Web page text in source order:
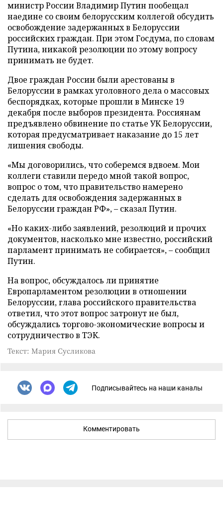
министр России Владимир Путин пообещал
наедине со своим белорусским коллегой обсудить
освобождение задержанных в Белоруссии
российских граждан. При этом Госдума, по словам
Путина, никакой резолюции по этому вопросу
принимать не будет.
Двое граждан России были арестованы в
Белоруссии в рамках уголовного дела о массовых
беспорядках, которые прошли в Минске 19
декабря после выборов президента. Россиянам
предъявлено обвинение по статье УК Белоруссии,
которая предусматривает наказание до 15 лет
лишения свободы.
«Мы договорились, что соберемся вдвоем. Мои
коллеги ставили передо мной такой вопрос,
вопрос о том, что правительство намерено
сделать для освобождения задержанных в
Белоруссии граждан РФ», – сказал Путин.
«Но каких-либо заявлений, резолюций и прочих
документов, насколько мне известно, российский
парламент принимать не собирается», – сообщил
Путин.
На вопрос, обсуждалось ли принятие
Европарламентом резолюции в отношении
Белоруссии, глава российского правительства
ответил, что этот вопрос затронут не был,
обсуждались торгово-экономические вопросы и
сотрудничество в ТЭК.
Текст: Мария Сусликова
Подписывайтесь на наши каналы
Комментировать